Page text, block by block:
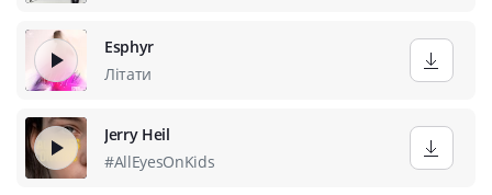
Esphyr
Літати
Jerry Heil
#AllEyesOnKids